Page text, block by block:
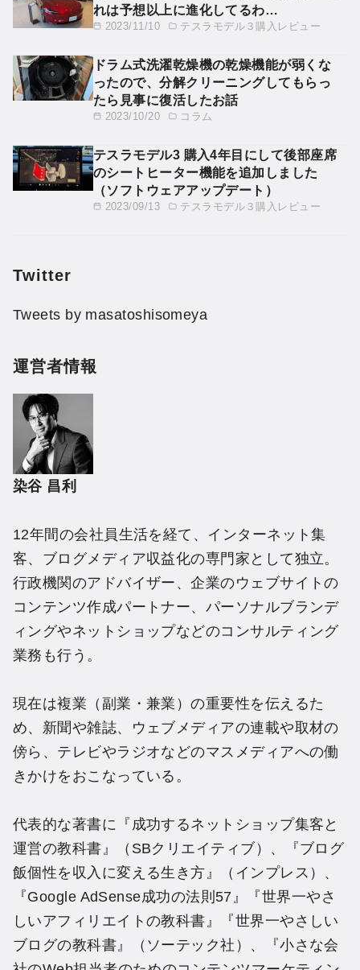
2023/11/10 テスラモデル３購入レビュー
れは予想以上に進化してるわ…
2023/10/20 コラム
ドラム式洗濯乾燥機の乾燥機能が弱くな
ったので、分解クリーニングしてもらっ
たら見事に復活したお話
2023/09/13 テスラモデル３購入レビュー
テスラモデル3 購入4年目にして後部座席
のシートヒーター機能を追加しました
（ソフトウェアアップデート）
Twitter
Tweets by masatoshisomeya
運営者情報
染谷 昌利
12年間の会社員生活を経て、インターネット集
客、ブログメディア収益化の専門家として独立。
行政機関のアドバイザー、企業のウェブサイトの
コンテンツ作成パートナー、パーソナルブランデ
ィングやネットショップなどのコンサルティング
業務も行う。
現在は複業（副業・兼業）の重要性を伝えるた
め、新聞や雑誌、ウェブメディアの連載や取材の
傍ら、テレビやラジオなどのマスメディアへの働
きかけをおこなっている。
代表的な著書に『成功するネットショップ集客と
運営の教科書』（SBクリエイティブ）、『ブログ
飯個性を収入に変える生き方』（インプレス）、
『Google AdSense成功の法則57』『世界一やさ
しいアフィリエイトの教科書』『世界一やさしい
ブログの教科書』（ソーテック社）、『小さな会